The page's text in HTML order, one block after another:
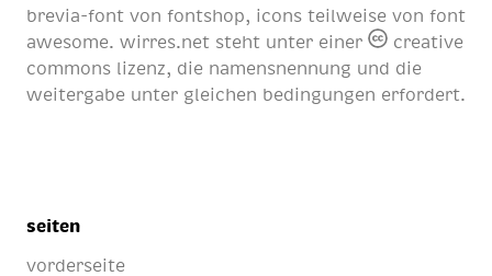
brevia-font von fontshop, icons teilweise von font
awesome. wirres.net steht unter einer
creative
commons lizenz, die namensnennung und die
weitergabe unter gleichen bedingungen erfordert.
seiten
vorderseite